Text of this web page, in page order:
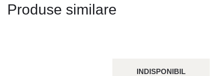
Produse similare
INDISPONIBIL